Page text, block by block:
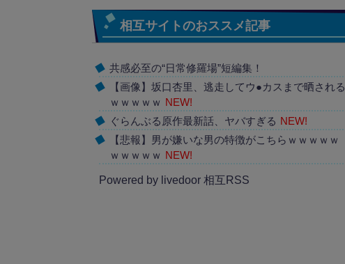
相互サイトのおススメ記事
共感必至の“日常修羅場”短編集！
【画像】坂口杏里、逃走してウ●カスまで晒される
ｗｗｗｗｗ
NEW!
ぐらんぶる原作最新話、ヤバすぎる NEW!
【悲報】男が嫌いな男の特徴がこちらｗｗｗｗｗ
ｗｗｗｗｗ
NEW!
Powered by livedoor 相互RSS